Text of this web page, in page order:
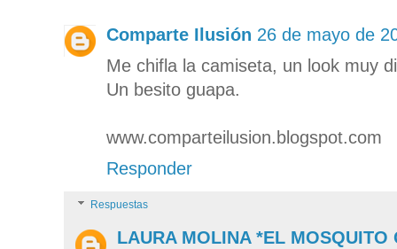
Comparte Ilusión 26 de mayo de
Me chifla la camiseta, un look muy
Un besito guapa.
www.comparteilusion.blogspot.com
Responder
Respuestas
LAURA MOLINA *EL MOSQUITO